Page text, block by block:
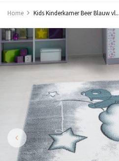
Home Kids Kinderkamer Beer Blauw vl...